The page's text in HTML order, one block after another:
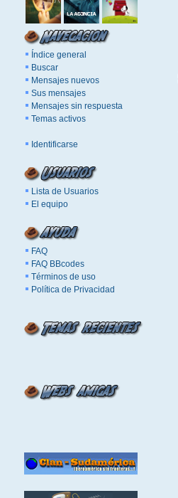
Índice general
Buscar
Mensajes nuevos
Sus mensajes
Mensajes sin respuesta
Temas activos
Identificarse
Lista de Usuarios
El equipo
FAQ
FAQ BBcodes
Términos de uso
Política de Privacidad